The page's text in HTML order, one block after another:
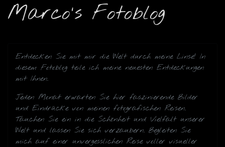
Marco's Fotoblog
Entdecken Sie mit mir die Welt durch meine Linse! In
diesem Fotoblog teile ich meine neuesten Entdeckungen
mit Ihnen.
Jeden Monat erwarten Sie hier faszinierende Bilder
und Eindrücke von meinen fotografischen Reisen.
Tauchen Sie ein in die Schönheit und Vielfalt unserer
Welt und lassen Sie sich verzaubern. Begleiten Sie
mich auf einer unvergesslichen Reise voller visueller